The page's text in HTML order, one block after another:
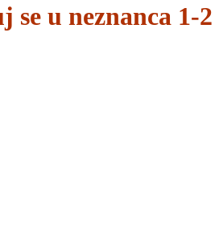
se u neznanca 1-2